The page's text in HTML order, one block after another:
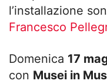
l’installazione
Francesco
Domenica 17
con Musei in